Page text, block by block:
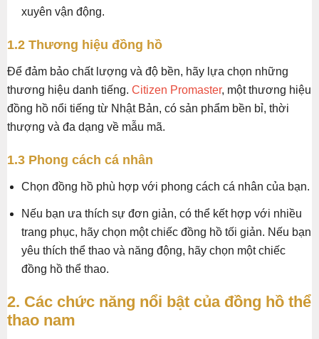
xuyên vận động.
1.2 Thương hiệu đồng hồ
Để đảm bảo chất lượng và độ bền, hãy lựa chọn những
thương hiệu danh tiếng. Citizen Promaster, một thương hiệu
đồng hồ nổi tiếng từ Nhật Bản, có sản phẩm bền bỉ, thời
thượng và đa dạng về mẫu mã.
1.3 Phong cách cá nhân
Chọn đồng hồ phù hợp với phong cách cá nhân của bạn.
Nếu bạn ưa thích sự đơn giản, có thể kết hợp với nhiều
trang phục, hãy chọn một chiếc đồng hồ tối giản. Nếu bạn
yêu thích thể thao và năng động, hãy chọn một chiếc
đồng hồ thể thao.
2. Các chức năng nổi bật của đồng hồ thể
thao nam